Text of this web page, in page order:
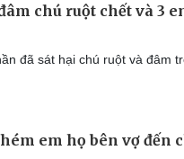
chú ruột chết và 3
đã sát hại chú ruột và đâm
em họ bên vợ đến